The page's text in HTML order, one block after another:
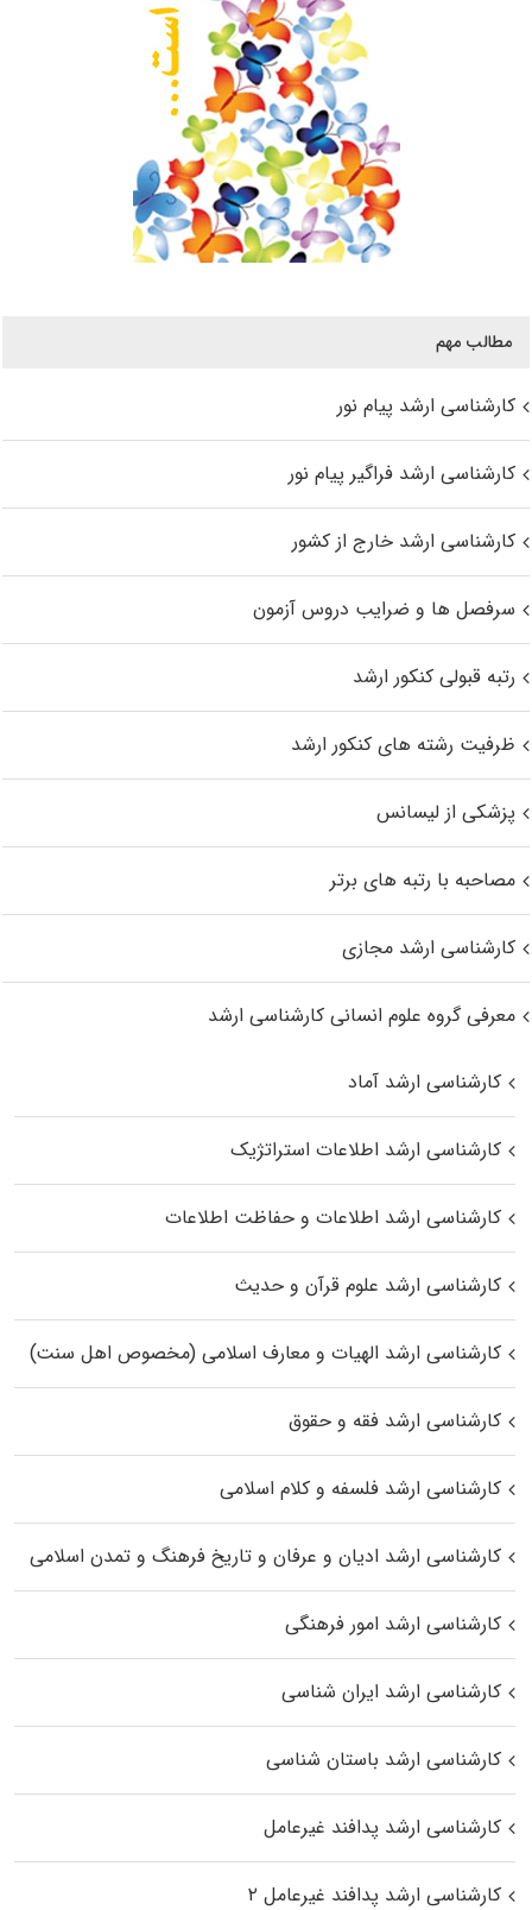
مطالب مهم
کارشناسی ارشد پیام نور
کارشناسی ارشد فراگیر پیام نور
کارشناسی ارشد خارج از کشور
سرفصل ها و ضرایب دروس آزمون
رتبه قبولی کنکور ارشد
ظرفیت رشته های کنکور ارشد
پزشکی از لیسانس
مصاحبه با رتبه های برتر
کارشناسی ارشد مجازی
معرفی گروه علوم انسانی کارشناسی ارشد
کارشناسی ارشد آماد
کارشناسی ارشد اطلاعات استراتژیک
کارشناسی ارشد اطلاعات و حفاظت اطلاعات
کارشناسی ارشد علوم قرآن و حدیث
کارشناسی ارشد الهیات و معارف اسلامی (مخصوص اهل سنت)
کارشناسی ارشد فقه و حقوق
کارشناسی ارشد فلسفه و کلام اسلامی
کارشناسی ارشد ادیان و عرفان و تاریخ فرهنگ و تمدن اسلامی
کارشناسی ارشد امور فرهنگی
کارشناسی ارشد ایران شناسی
کارشناسی ارشد باستان شناسی
کارشناسی ارشد پدافند غیرعامل
کارشناسی ارشد پدافند غیرعامل ۲